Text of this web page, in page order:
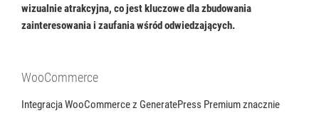
wizualnie atrakcyjna, co jest kluczowe dla zbudowania
zainteresowania i zaufania wśród odwiedzających.
WooCommerce
Integracja WooCommerce z GeneratePress Premium znacznie